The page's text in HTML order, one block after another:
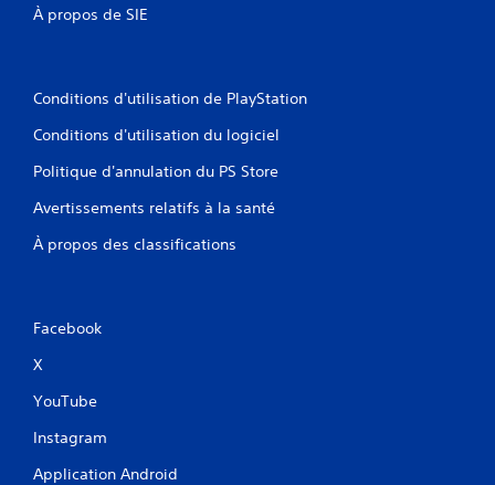
À propos de SIE
Conditions d'utilisation de PlayStation
Conditions d'utilisation du logiciel
Politique d'annulation du PS Store
Avertissements relatifs à la santé
À propos des classifications
Facebook
X
YouTube
Instagram
Application Android